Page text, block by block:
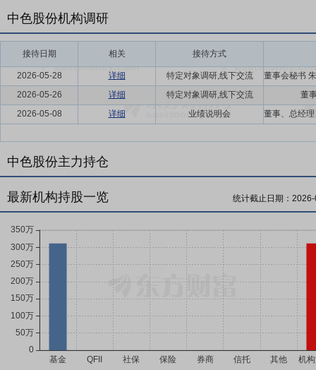
中色股份机构调研
接待日期 相关 接待方式
2026-05-28 详细
特定对象调研,线下交流
2026-05-26
详细 特定对象调研,线下交流
董
2026-05-08
详细 业绩说明会
中色股份主力持仓
最新机构持股一览 统计截止日期：